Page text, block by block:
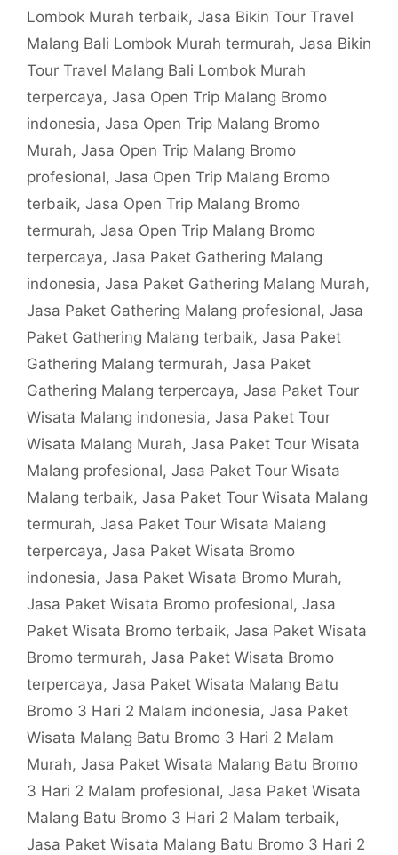
Lombok Murah terbaik, Jasa Bikin Tour Travel
Malang Bali Lombok Murah termurah, Jasa Bikin
Tour Travel Malang Bali Lombok Murah
terpercaya, Jasa Open Trip Malang Bromo
indonesia, Jasa Open Trip Malang Bromo
Murah, Jasa Open Trip Malang Bromo
profesional, Jasa Open Trip Malang Bromo
terbaik, Jasa Open Trip Malang Bromo
termurah, Jasa Open Trip Malang Bromo
terpercaya, Jasa Paket Gathering Malang
indonesia, Jasa Paket Gathering Malang Murah,
Jasa Paket Gathering Malang profesional, Jasa
Paket Gathering Malang terbaik, Jasa Paket
Gathering Malang termurah, Jasa Paket
Gathering Malang terpercaya, Jasa Paket Tour
Wisata Malang indonesia, Jasa Paket Tour
Wisata Malang Murah, Jasa Paket Tour Wisata
Malang profesional, Jasa Paket Tour Wisata
Malang terbaik, Jasa Paket Tour Wisata Malang
termurah, Jasa Paket Tour Wisata Malang
terpercaya, Jasa Paket Wisata Bromo
indonesia, Jasa Paket Wisata Bromo Murah,
Jasa Paket Wisata Bromo profesional, Jasa
Paket Wisata Bromo terbaik, Jasa Paket Wisata
Bromo termurah, Jasa Paket Wisata Bromo
terpercaya, Jasa Paket Wisata Malang Batu
Bromo 3 Hari 2 Malam indonesia, Jasa Paket
Wisata Malang Batu Bromo 3 Hari 2 Malam
Murah, Jasa Paket Wisata Malang Batu Bromo
3 Hari 2 Malam profesional, Jasa Paket Wisata
Malang Batu Bromo 3 Hari 2 Malam terbaik,
Jasa Paket Wisata Malang Batu Bromo 3 Hari 2